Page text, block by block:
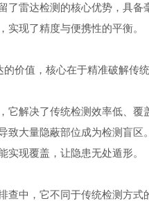
了雷达检测的核心优势，具
实现了精度与便携性的平衡。
值，核心在于精准破解传
解决了传统检测效率低、覆
致大量隐蔽部位成为检测盲
实现覆盖，让隐患无处遁形。
中，它不同于传统检测方式